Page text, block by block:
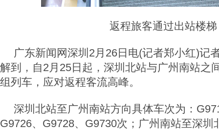
返程旅客通过出站楼梯
广东新闻网深圳2月26日电(记者郑小红)记
解到，自2月25日起，深圳北站与广州南站之
组列车，应对返程客流高峰。
深圳北站至广州南站方向具体车次为：
G9726、G9728、G9730次；广州南站至深圳